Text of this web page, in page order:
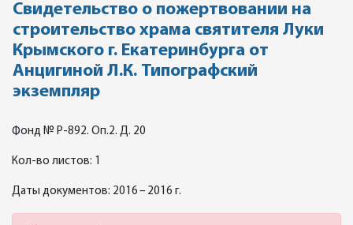
Свидетельство о пожертвовании на
строительство храма святителя Луки
Крымского г. Екатеринбурга от
Анцигиной Л.К. Типографский
экземпляр
Фонд № Р-892. Оп.2. Д. 20
Кол-во листов: 1
Даты документов: 2016 – 2016 г.